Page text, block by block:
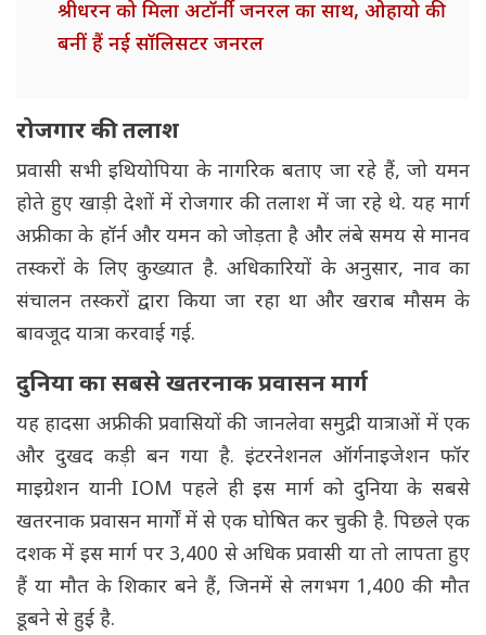
श्रीधरन को मिला अटॉर्नी जनरल का साथ, ओहायो की
बनीं हैं नई सॉलिसटर जनरल
रोजगार की तलाश
प्रवासी सभी इथियोपिया के नागरिक बताए जा रहे हैं, जो यमन
होते हुए खाड़ी देशों में रोजगार की तलाश में जा रहे थे. यह मार्ग
अफ्रीका के हॉर्न और यमन को जोड़ता है और लंबे समय से मानव
तस्करों के लिए कुख्यात है. अधिकारियों के अनुसार, नाव का
संचालन तस्करों द्वारा किया जा रहा था और खराब मौसम के
बावजूद यात्रा करवाई गई.
दुनिया का सबसे खतरनाक प्रवासन मार्ग
यह हादसा अफ्रीकी प्रवासियों की जानलेवा समुद्री यात्राओं में एक
और दुखद कड़ी बन गया है. इंटरनेशनल ऑर्गनाइजेशन फॉर
माइग्रेशन यानी IOM पहले ही इस मार्ग को दुनिया के सबसे
खतरनाक प्रवासन मार्गों में से एक घोषित कर चुकी है. पिछले एक
दशक में इस मार्ग पर 3,400 से अधिक प्रवासी या तो लापता हुए
हैं या मौत के शिकार बने हैं, जिनमें से लगभग 1,400 की मौत
डूबने से हुई है.